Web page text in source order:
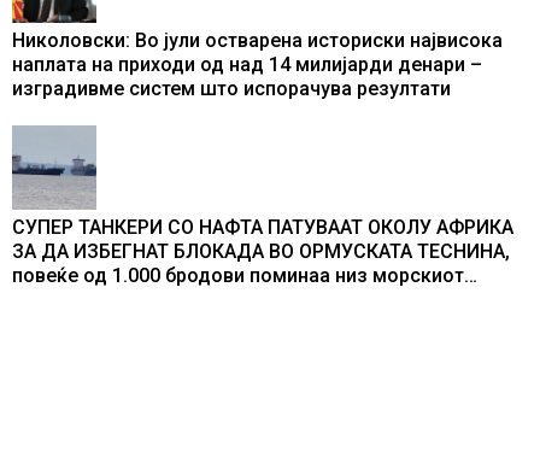
Николовски: Во јули остварена историски највисока
наплата на приходи од над 14 милијарди денари –
изградивме систем што испорачува резултати
СУПЕР ТАНКЕРИ СО НАФТА ПАТУВААТ ОКОЛУ АФРИКА
ЗА ДА ИЗБЕГНАТ БЛОКАДА ВО ОРМУСКАТА ТЕСНИНА,
повеќе од 1.000 бродови поминаа низ морскиот